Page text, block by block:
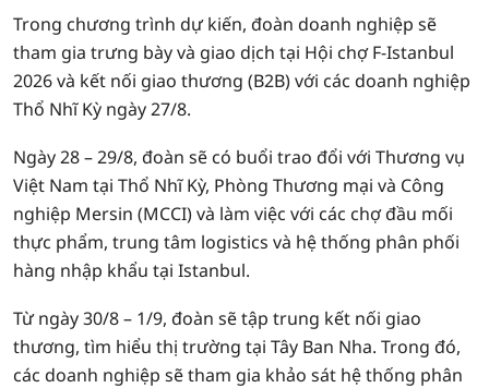
Trong chương trình dự kiến, đoàn doanh nghiệp sẽ
tham gia trưng bày và giao dịch tại Hội chợ F-Istanbul
2026 và kết nối giao thương (B2B) với các doanh nghiệp
Thổ Nhĩ Kỳ ngày 27/8.
Ngày 28 – 29/8, đoàn sẽ có buổi trao đổi với Thương vụ
Việt Nam tại Thổ Nhĩ Kỳ, Phòng Thương mại và Công
nghiệp Mersin (MCCI) và làm việc với các chợ đầu mối
thực phẩm, trung tâm logistics và hệ thống phân phối
hàng nhập khẩu tại Istanbul.
Từ ngày 30/8 – 1/9, đoàn sẽ tập trung kết nối giao
thương, tìm hiểu thị trường tại Tây Ban Nha. Trong đó,
các doanh nghiệp sẽ tham gia khảo sát hệ thống phân